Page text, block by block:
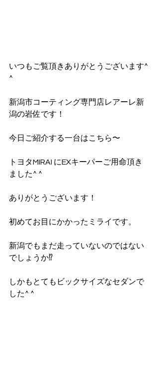
いつもご覧頂きありがとうございます^
^
新潟市コーティング専門店レアーレ新
潟の岩佐です！
今日ご紹介する一台はこちら〜
トヨタMIRAI にEXキーパーご用命頂き
ました^ ^
ありがとうございます！
初めてお目にかかったミライです。
新潟でもまだ走っていないのではない
でしょうか⁉︎
しかもとてもビックサイズなセダンで
した^ ^